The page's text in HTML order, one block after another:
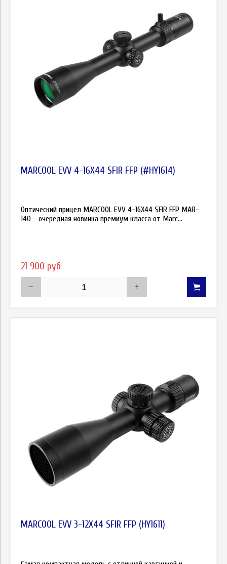
MARCOOL EVV 4-16X44 SFIR FFP (#HY1614)
Оптический прицел MARCOOL EVV 4-16X44 SFIR FFP MAR-
140 - очередная новинка премиум класса от Marc...
21 900 руб
MARCOOL EVV 3-12X44 SFIR FFP (HY1611)